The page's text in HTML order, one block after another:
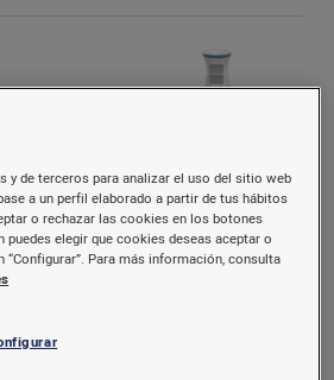
y de terceros para analizar el uso del sitio web
a un perfil elaborado a partir de tus hábitos
o rechazar las cookies en los botones
puedes elegir que cookies deseas aceptar o
Para más información, consulta